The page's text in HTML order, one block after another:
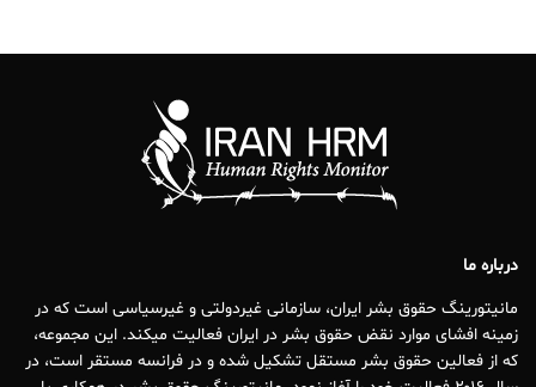
درباره ما
مانیتورینگ حقوق بشر ایران، سازمانی غیردولتی و غیرسیاسی است که در
زمینه افشای موارد نقض حقوق بشر در ایران فعالیت میکند. این مجموعه،
که از فعالین حقوق بشر مستقل تشکیل شده و در فرانسه مستقر است، در